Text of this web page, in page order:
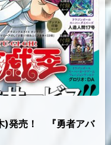
)発売！ 『勇者アバ